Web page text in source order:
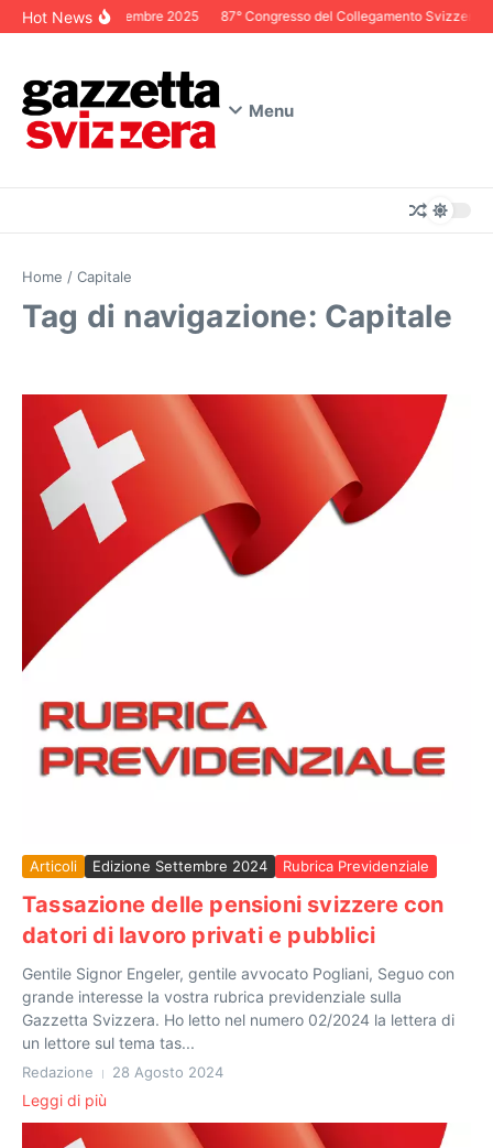
Salta al contenuto
Hot News
Editoriale Dicembre 2025 87° Congresso del Collegamento Svizzero
Menu
Home / Capitale
Tag di navigazione: Capitale
Articoli Edizione Settembre 2024 Rubrica Previdenziale
Tassazione delle pensioni svizzere con
datori di lavoro privati e pubblici
Gentile Signor Engeler, gentile avvocato Pogliani, Seguo con
grande interesse la vostra rubrica previdenziale sulla
Gazzetta Svizzera. Ho letto nel numero 02/2024 la lettera di
un lettore sul tema tas...
Redazione 28 Agosto 2024
Leggi di più